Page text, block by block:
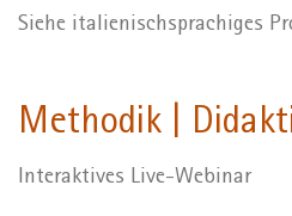
Siehe italienischsprachiges
Methodik |
Interaktives Live-Webinar